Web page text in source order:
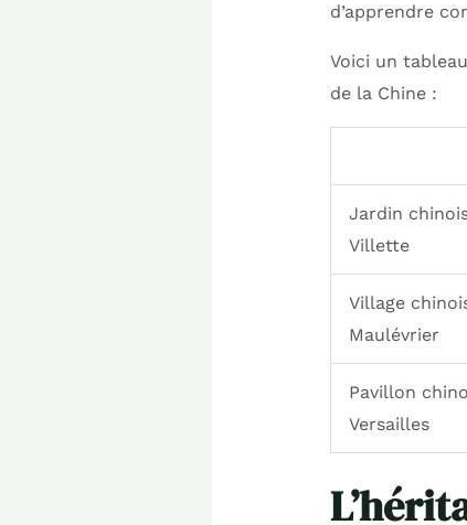
d’apprendre
Voici un
de la Chine :
Jardin
Villette
Village
Maulévrier
Pavillon
Versailles